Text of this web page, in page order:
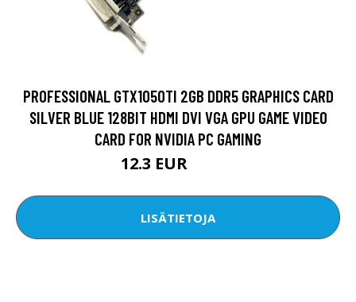
PROFESSIONAL GTX1050TI 2GB DDR5 GRAPHICS CARD
SILVER BLUE 128BIT HDMI DVI VGA GPU GAME VIDEO
CARD FOR NVIDIA PC GAMING
12.3 EUR
LISÄTIETOJA